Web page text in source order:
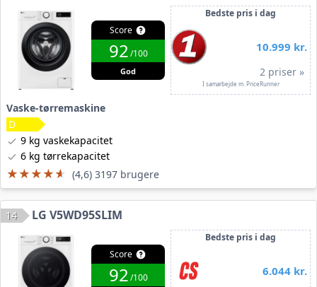
Score
92/100
God
Bedste pris i dag
10.999 kr.
2 priser »
I samarbejde m. PriceRunner
Vaske-tørremaskine
9 kg vaskekapacitet
6 kg tørrekapacitet
★★★★★
★★★★★ (4,6) 3197 brugere
14 LG V5WD95SLIM
Score
92/100
Bedste pris i dag
6.044 kr.